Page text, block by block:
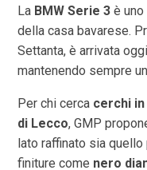
La BMW Serie 3 è
della casa bavarese.
Settanta, è arrivata
mantenendo sempre
Per chi cerca cerchi in
di Lecco, GMP
lato raffinato sia quello
finiture come nero